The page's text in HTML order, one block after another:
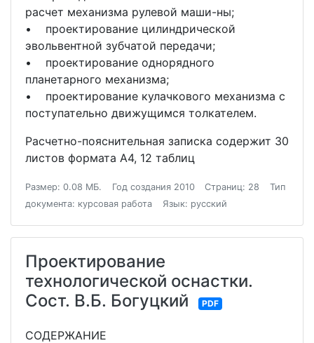
расчет механизма рулевой маши-ны;
• проектирование цилиндрической
эвольвентной зубчатой передачи;
• проектирование однорядного
планетарного механизма;
• проектирование кулачкового механизма с
поступательно движущимся толкателем.
Расчетно-пояснительная записка содержит 30
листов формата А4, 12 таблиц
Размер: 0.08 МБ. Год создания 2010 Страниц: 28
Тип
документа: курсовая работа
Язык: русский
Проектирование
технологической оснастки.
Сост. В.Б. Богуцкий
PDF
СОДЕРЖАНИЕ